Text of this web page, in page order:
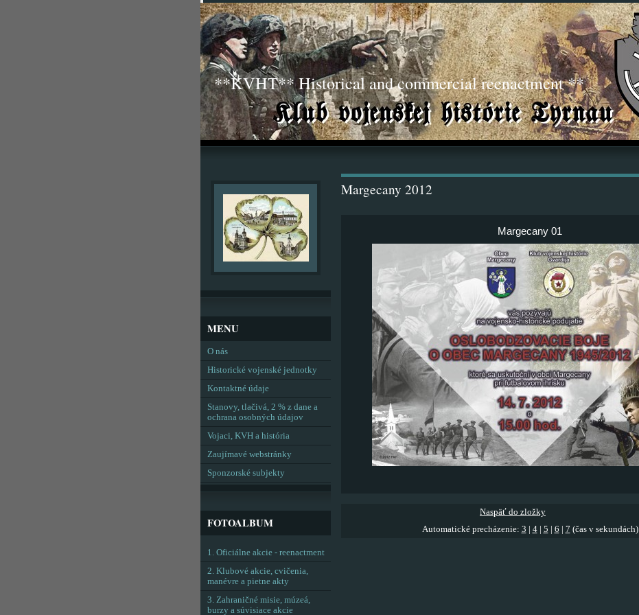
**KVHT** Historical and commercial reenactment **
Margecany 2012
Margecany 01
Naspäť do zložky
Automatické precházenie: 3 4| 5 6 7 (čas v sekundách)
MENU
O nás
Historické vojenské jednotky
Kontaktné údaje
Stanovy, tlačivá, 2 % z dane a
ochrana osobných údajov
Vojaci, KVH a história
Zaujímavé webstránky
Sponzorské subjekty
FOTOALBUM
1. Oficiálne akcie - reenactment
2. Klubové akcie, cvičenia,
manévre a pietne akty
3. Zahraničné misie, múzeá,
burzy a súvisiace akcie